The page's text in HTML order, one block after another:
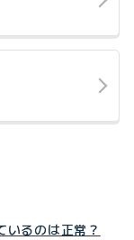
いるのは正常？